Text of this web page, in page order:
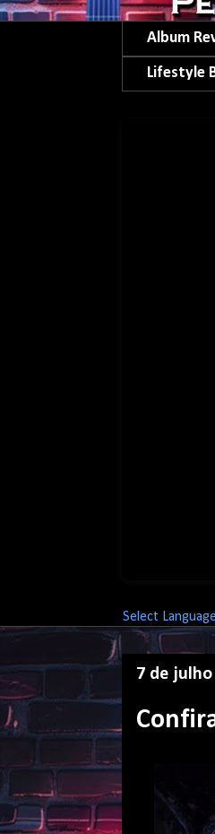
Album
Lifestyle
Select Language
7 de julho